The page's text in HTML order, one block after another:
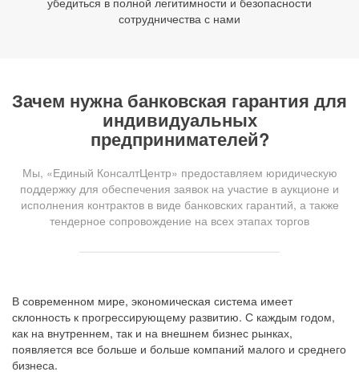
сотрудничества с нами
Зачем нужна банковская гарантия для
индивидуальных
предпринимателей?
Мы, «Единый КонсалтЦентр» предоставляем юридическую
поддержку для обеспечения заявок на участие в аукционе и
исполнения контрактов в виде банковских гарантий, а также
тендерное сопровождение на всех этапах торгов
В современном мире, экономическая система имеет
склонность к прогрессирующему развитию. С каждым годом,
как на внутреннем, так и на внешнем бизнес рынках,
появляется все больше и больше компаний малого и среднего
бизнеса.